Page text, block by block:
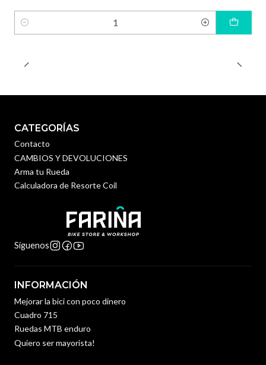
Cantidad
CATEGORÍAS
Contacto
CAMBIOS Y DEVOLUCIONES
Arma tu Rueda
Calculadora de Resorte Coil
Síguenos
INFORMACIÓN
Mejorar la bici con poco dinero
Cuadro 715
Ruedas MTB enduro
Quiero ser mayorista!